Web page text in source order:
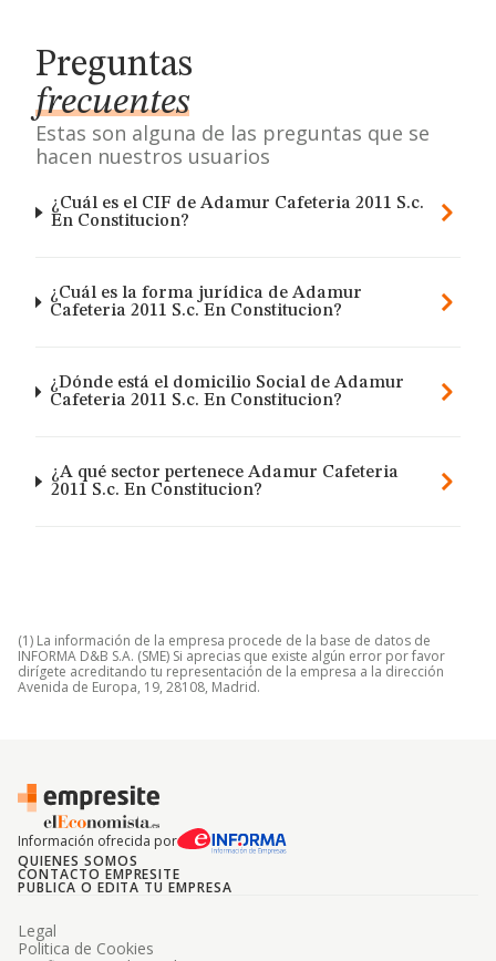
Preguntas
frecuentes
Estas son alguna de las preguntas que se
hacen nuestros usuarios
¿Cuál es el CIF de Adamur Cafeteria 2011 S.c.
En Constitucion?
¿Cuál es la forma jurídica de Adamur
Cafeteria 2011 S.c. En Constitucion?
¿Dónde está el domicilio Social de Adamur
Cafeteria 2011 S.c. En Constitucion?
¿A qué sector pertenece Adamur Cafeteria
2011 S.c. En Constitucion?
(1) La información de la empresa procede de la base de datos de
INFORMA D&B S.A. (SME) Si aprecias que existe algún error por favor
dirígete acreditando tu representación de la empresa a la dirección
Avenida de Europa, 19, 28108, Madrid.
Información ofrecida por
QUIENES SOMOS
CONTACTO EMPRESITE
PUBLICA O EDITA TU EMPRESA
Legal
Politica de Cookies